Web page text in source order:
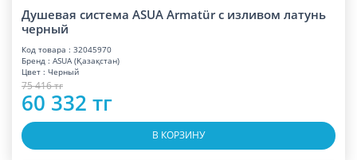
Душевая система ASUA Armatür с изливом латунь
черный
Код товара : 32045970
Бренд : ASUA (Қазақстан)
Цвет : Черный
75 416 тг
60 332 тг
В КОРЗИНУ